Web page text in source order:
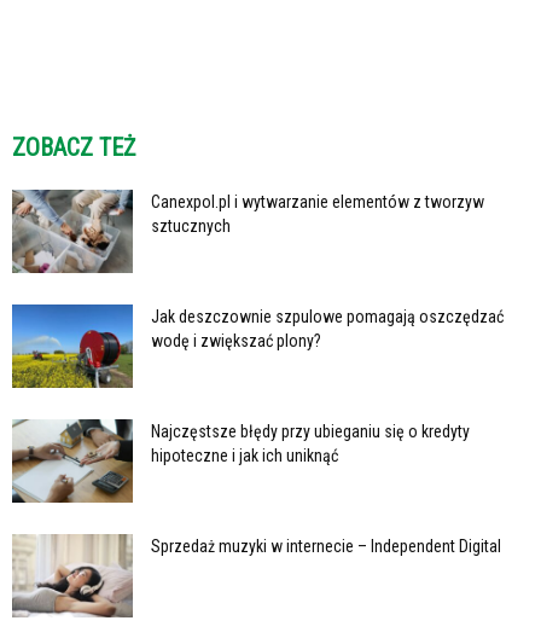
ZOBACZ TEŻ
Canexpol.pl i wytwarzanie elementów z tworzyw
sztucznych
Jak deszczownie szpulowe pomagają oszczędzać
wodę i zwiększać plony?
Najczęstsze błędy przy ubieganiu się o kredyty
hipoteczne i jak ich uniknąć
Sprzedaż muzyki w internecie – Independent Digital